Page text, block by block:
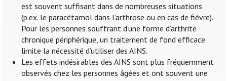
est souvent suffisant dans de nombreuses situations
(p.ex. le paracétamol dans l’arthrose ou en cas de fièvre).
Pour les personnes souffrant d’une forme d’arthrite
chronique périphérique, un traitement de fond efficace
limite la nécessité d’utiliser des AINS.
Les effets indésirables des AINS sont plus fréquemment
observés chez les personnes âgées et ont souvent une